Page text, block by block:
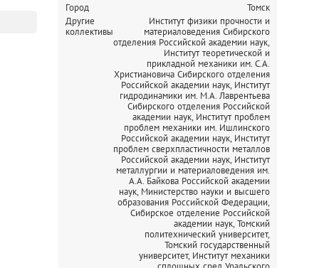
Город
Томск
Другие
коллективы
Институт физики прочности и
материаловедения Сибирского
отделения Российской академии наук,
Институт теоретической и
прикладной механики им. С.А.
Христиановича Сибирского отделения
Российской академии наук, Институт
гидродинамики им. М.А. Лаврентьева
Сибирского отделения Российской
академии наук, Институт проблем
проблем механики им. Ишлинского
Российской академии наук, Институт
проблем сверхпластичности металлов
Российской академии наук, Институт
металлургии и материаловедения им.
А.А. Байкова Российской академии
наук, Министерство науки и высшего
образования Российской Федерации,
Сибирское отделение Российской
академии наук, Томский
политехнический университет,
Томский государственный
университет, Институт механики